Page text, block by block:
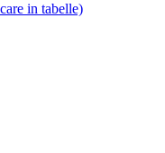
in tabelle)